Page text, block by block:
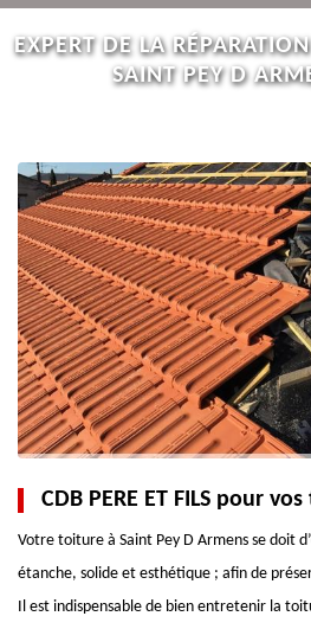
EXPERT DE LA
SAINT PEY D
CDB PERE ET FILS pour
Votre toiture à Saint Pey D Armens se doit
étanche, solide et esthétique ; afin de
Il est indispensable de bien entretenir la